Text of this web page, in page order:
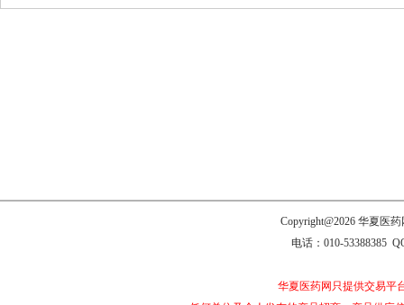
Copyright@2026 华夏医
电话：010-53388385
华夏医药网只提供交易平